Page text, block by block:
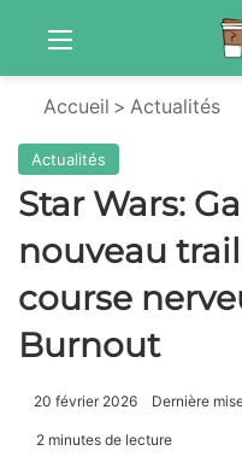
Menu
Accueil > Actualités
Actualités
Star Wars:
nouveau
course
Burnout
20 février 2026 Dernière
2 minutes de lecture